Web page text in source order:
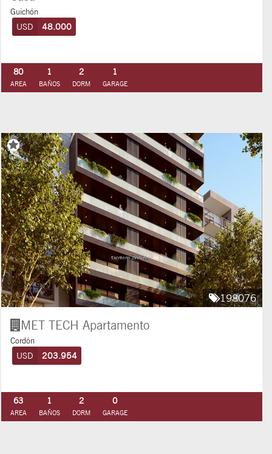
Guichón
USD 48.000
80
AREA
1
BAÑOS
2
DORM
1
GARAGE
198076
MET TECH Apartamento
Cordón
USD 203.954
63
AREA
1
BAÑOS
2
DORM
0
GARAGE